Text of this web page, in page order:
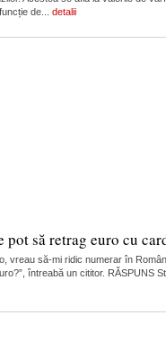
de... detalii
pot să retrag euro cu
vreau să-mi ridic numerar în
întreabă un cititor. RĂSPUNS